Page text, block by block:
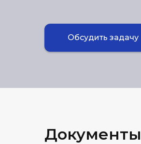
Обсудить задачу